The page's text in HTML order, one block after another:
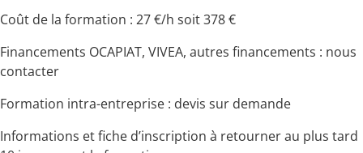
Coût de la formation : 27 €/h soit 378 €
Financements OCAPIAT, VIVEA, autres financements : nous
contacter
Formation intra-entreprise : devis sur demande
Informations et fiche d’inscription à retourner au plus tard